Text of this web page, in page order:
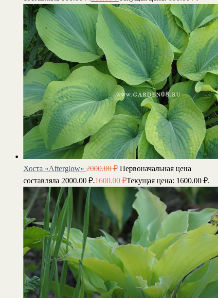
Хоста «Afterglow» 2000.00₽ Первоначальная цена
составляла 2000.00 ₽.1600.00 ₽Текущая цена: 1600.00 ₽.